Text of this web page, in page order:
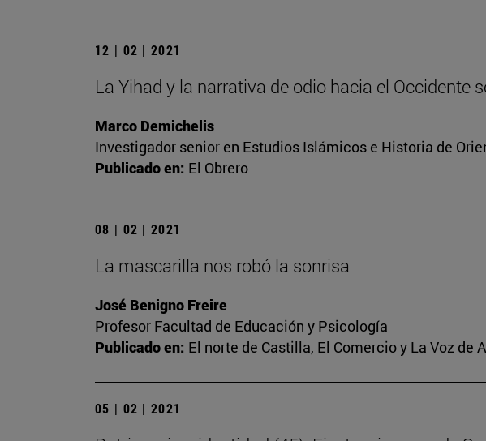
12 | 02 | 2021
La Yihad y la narrativa de odio hacia el Occidente
Marco Demichelis
Investigador senior en Estudios Islámicos e Historia de
Publicado en: El Obrero
08 | 02 | 2021
La mascarilla nos robó la sonrisa
José Benigno Freire
Profesor Facultad de Educación y Psicología
Publicado en: El norte de Castilla, El Comercio y La Voz de
05 | 02 | 2021